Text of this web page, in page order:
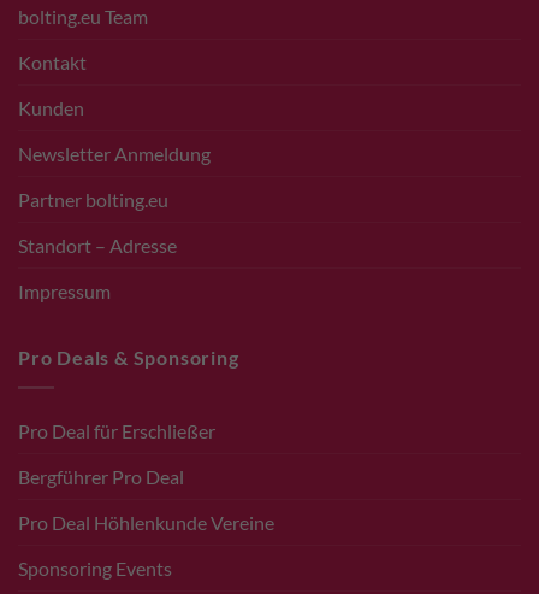
bolting.eu Team
Kontakt
Kunden
Newsletter Anmeldung
Partner bolting.eu
Standort – Adresse
Impressum
Pro Deals & Sponsoring
Pro Deal für Erschließer
Bergführer Pro Deal
Pro Deal Höhlenkunde Vereine
Sponsoring Events